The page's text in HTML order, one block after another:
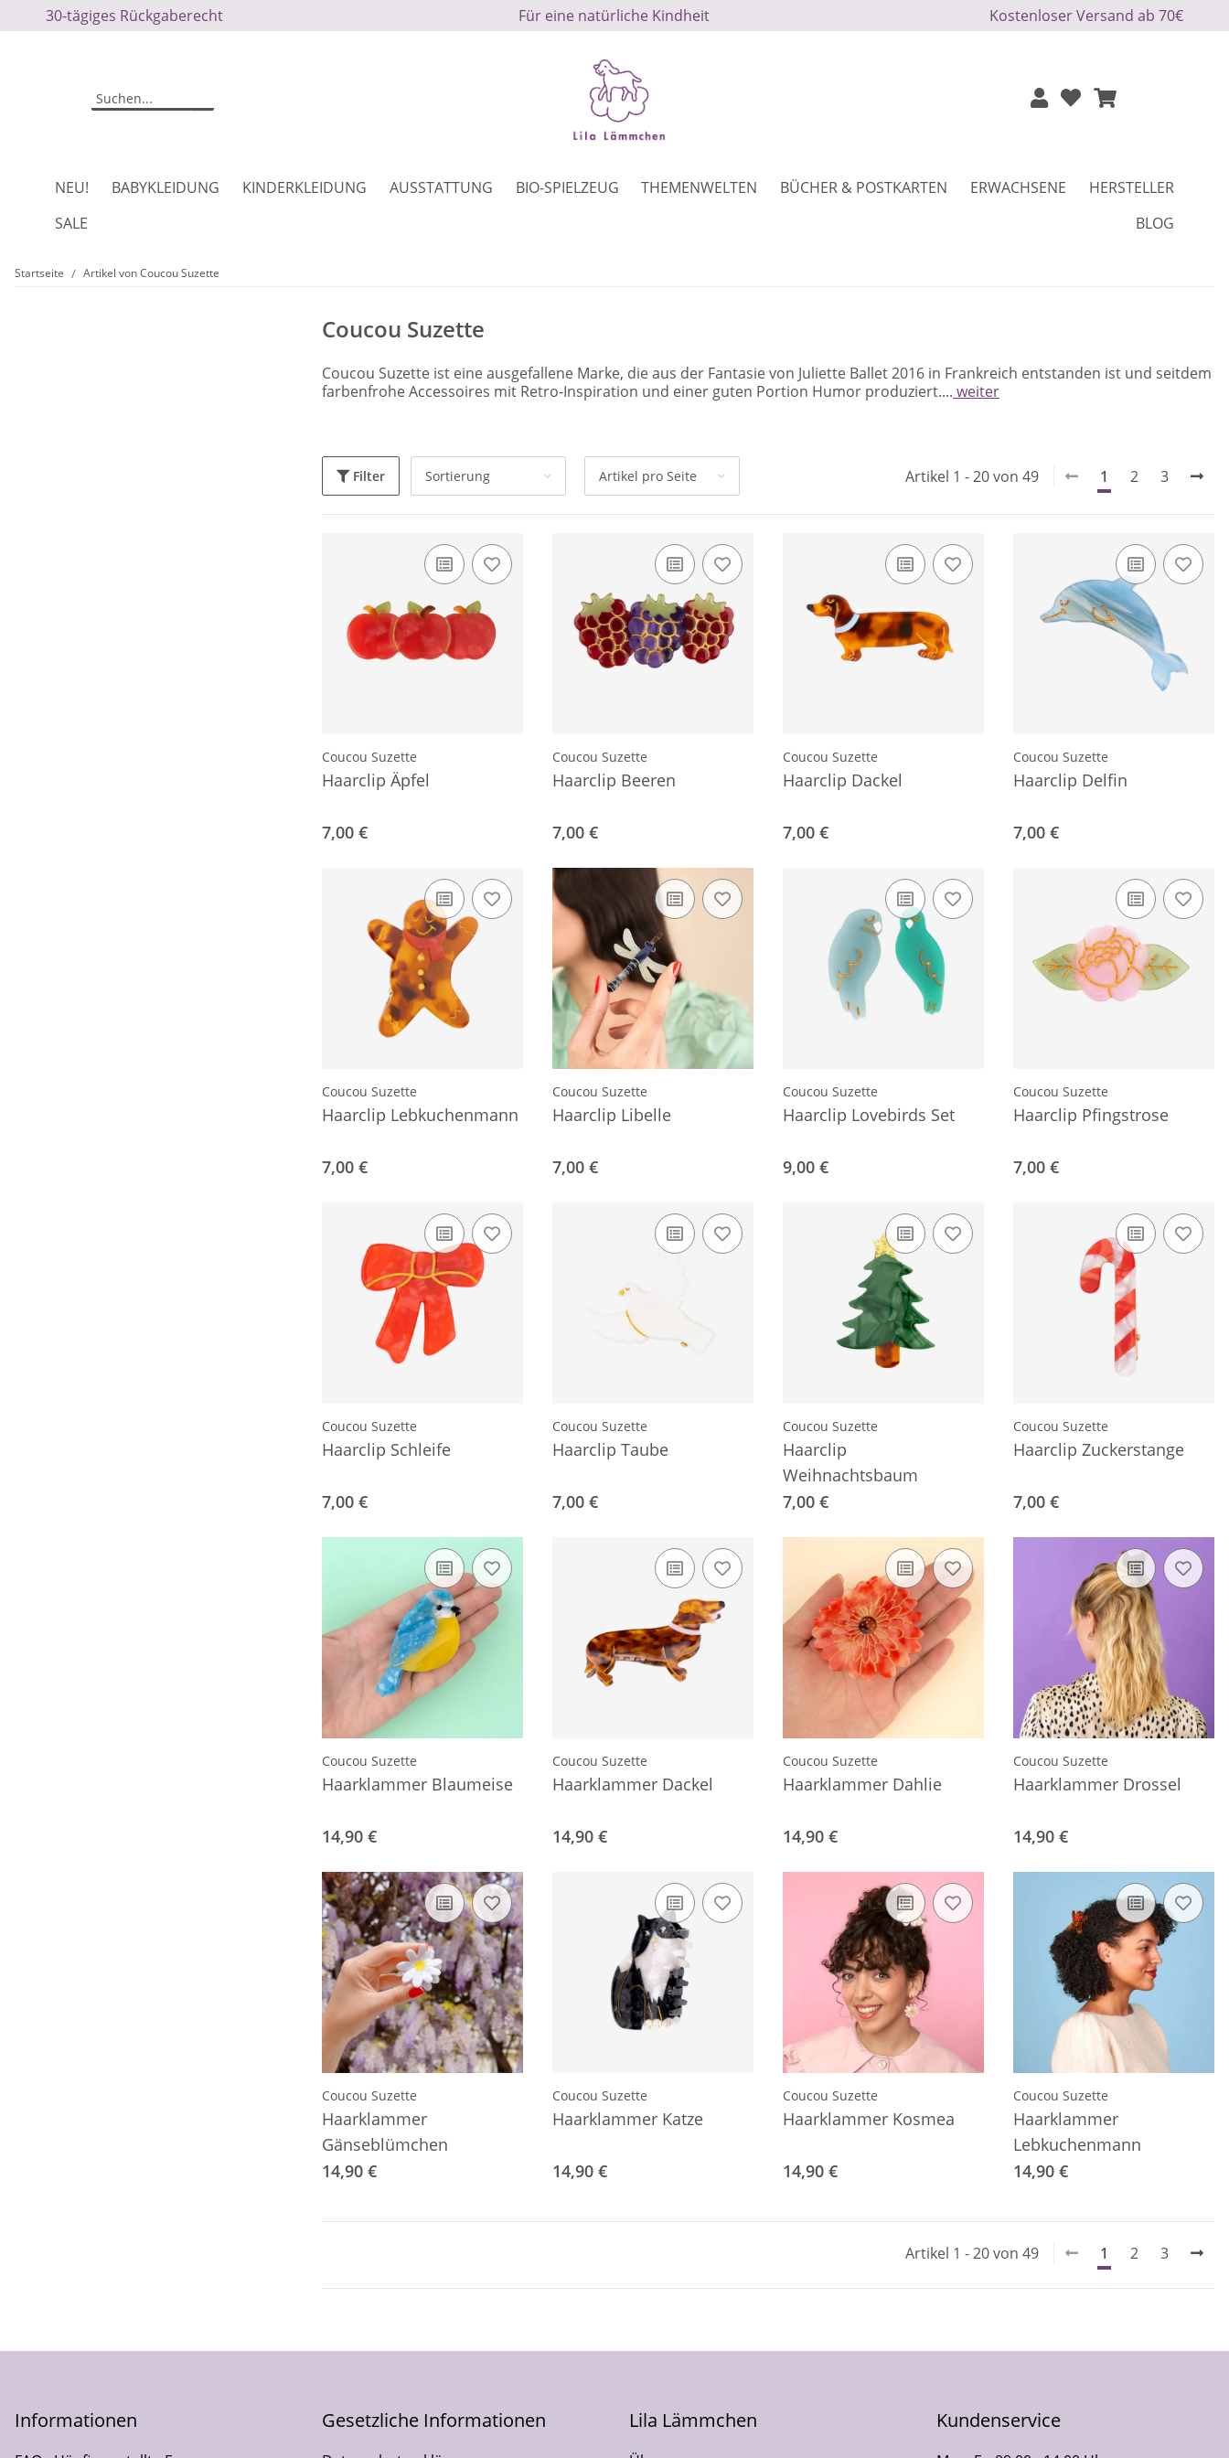
30-tägiges Rückgaberecht Für eine natürliche Kindheit Kostenloser Versand ab 70€
NEU! BABYKLEIDUNG KINDERKLEIDUNG AUSSTATTUNG BIO-SPIELZEUG THEMENWELTEN BÜCHER & POSTKARTEN ERWACHSENE
HERSTELLER
SALE
BLOG
Startseite Artikel von Coucou Suzette
Coucou Suzette
Coucou Suzette ist eine ausgefallene Marke, die aus der Fantasie von Juliette Ballet 2016 in Frankreich entstanden ist und seitdem
farbenfrohe Accessoires mit Retro-Inspiration und einer guten Portion Humor produziert.... weiter
Filter Sortierung Artikel pro Seite Artikel 1 - 20 von 49 1 2 3
Coucou Suzette
Haarclip Äpfel
7,00 €
Coucou Suzette
Haarclip Beeren
7,00 €
Coucou Suzette
Haarclip Dackel
7,00 €
Coucou Suzette
Haarclip Delfin
7,00 €
Coucou Suzette
Haarclip Lebkuchenmann
7,00 €
Coucou Suzette
Haarclip Libelle
7,00 €
Coucou Suzette
Haarclip Lovebirds Set
9,00 €
Coucou Suzette
Haarclip Pfingstrose
7,00 €
Coucou Suzette
Haarclip Schleife
7,00 €
Coucou Suzette
Haarclip Taube
7,00 €
Coucou Suzette
Haarclip
Weihnachtsbaum
7,00 €
Coucou Suzette
Haarclip Zuckerstange
7,00 €
Coucou Suzette
Haarklammer Blaumeise
14,90 €
Coucou Suzette
Haarklammer Dackel
14,90 €
Coucou Suzette
Haarklammer Dahlie
14,90 €
Coucou Suzette
Haarklammer Drossel
14,90 €
Coucou Suzette
Haarklammer
Gänseblümchen
14,90 €
Coucou Suzette
Haarklammer Katze
14,90 €
Coucou Suzette
Haarklammer Kosmea
14,90 €
Coucou Suzette
Haarklammer
Lebkuchenmann
14,90 €
Artikel 1 - 20 von 49 1 2 3
Informationen Gesetzliche Informationen Lila Lämmchen Kundenservice